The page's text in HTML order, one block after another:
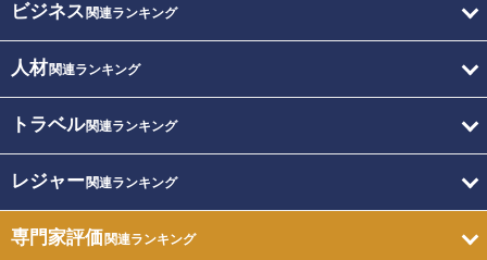
ビジネス 関連ランキング
人材関連ランキング
トラベル関連ランキング
レジャー関連ランキング
専門家評価関連ランキング